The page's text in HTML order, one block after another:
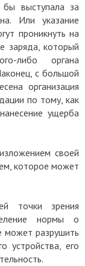
бы выступала за
Или указание
проникнуть на
заряда, который
либо органа
с большой
организация
по тому, как
ущерба
своей
которое может
точки зрения
нормы о
может разрушить
устройства, его